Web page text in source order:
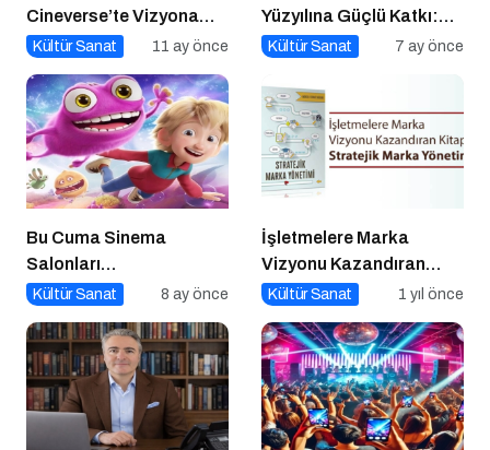
Cineverse’te Vizyona
Girecek Filmler
Kültür Sanat 11 ay önce
Yüzyılına Güçlü Katkı:
“100 Yazar 100 Yeni
Gecesi
Kültür Sanat 7 ay önce
Bu Cuma Sinema
Salonları
Hareketleniyor: 26 Aralık
Açıklandı
Kültür Sanat 8 ay önce
İşletmelere Marka
Vizyonu Kazandıran
Kitap: Stratejik Marka
Kültür Sanat 1 yıl önce